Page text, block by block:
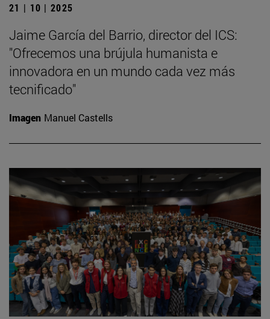
21 | 10 | 2025
Jaime García del Barrio, director del ICS:
"Ofrecemos una brújula humanista e
innovadora en un mundo cada vez más
tecnificado"
Imagen Manuel Castells